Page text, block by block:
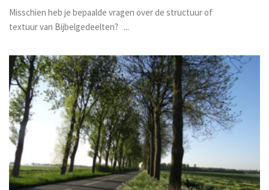
Misschien heb je bepaalde vragen over de structuur of
textuur van Bijbelgedeelten? ...